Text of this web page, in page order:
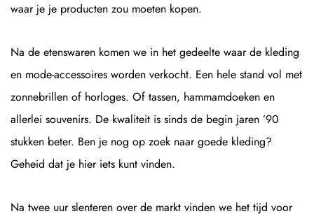
waar je je producten zou moeten kopen.
Na de etenswaren komen we in het gedeelte waar de kleding
en mode-accessoires worden verkocht. Een hele stand vol met
zonnebrillen of horloges. Of tassen, hammamdoeken en
allerlei souvenirs. De kwaliteit is sinds de begin jaren ’90
stukken beter. Ben je nog op zoek naar goede kleding?
Geheid dat je hier iets kunt vinden.
Na twee uur slenteren over de markt vinden we het tijd voor